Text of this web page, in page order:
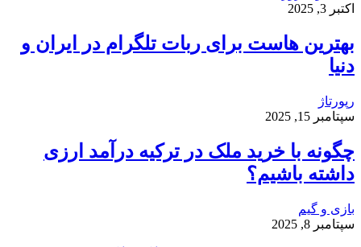
اکتبر 3, 2025
بهترین هاست برای ربات تلگرام در ایران و
دنیا
رپورتاژ
سپتامبر 15, 2025
چگونه با خرید ملک در ترکیه درآمد ارزی
داشته باشیم؟
بازی و گیم
سپتامبر 8, 2025